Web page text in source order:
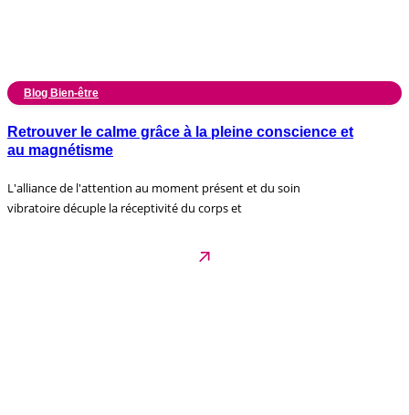
Blog Bien-être
Retrouver le calme grâce à la pleine conscience et
au magnétisme
L'alliance de l'attention au moment présent et du soin
vibratoire décuple la réceptivité du corps et